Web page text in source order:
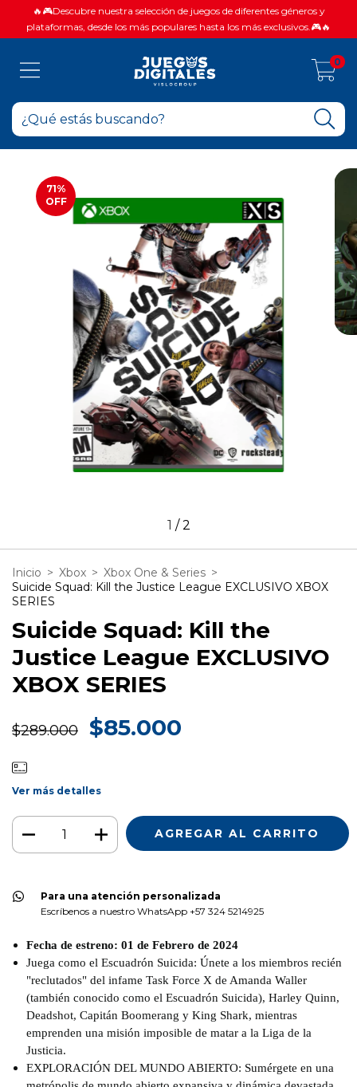
🔥🎮Descubre nuestra selección de juegos de diferentes géneros y
plataformas, desde los más populares hasta los más exclusivos.🎮🔥
0
71%
OFF
1 /2
Inicio > Xbox > Xbox One & Series >
Suicide Squad: Kill the Justice League EXCLUSIVO XBOX
SERIES
Suicide Squad: Kill the
Justice League EXCLUSIVO
XBOX SERIES
$289.000 $85.000
Ver más detalles
Para una atención personalizada
Escríbenos a nuestro WhatsApp +57 324 5214925
Fecha de estreno: 01 de Febrero de 2024
Juega como el Escuadrón Suicida: Únete a los miembros recién
"reclutados" del infame Task Force X de Amanda Waller
(también conocido como el Escuadrón Suicida), Harley Quinn,
Deadshot, Capitán Boomerang y King Shark, mientras
emprenden una misión imposible de matar a la Liga de la
Justicia.
EXPLORACIÓN DEL MUNDO ABIERTO: Sumérgete en una